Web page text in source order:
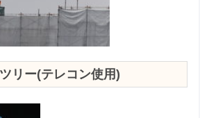
リー(テレコン使用)